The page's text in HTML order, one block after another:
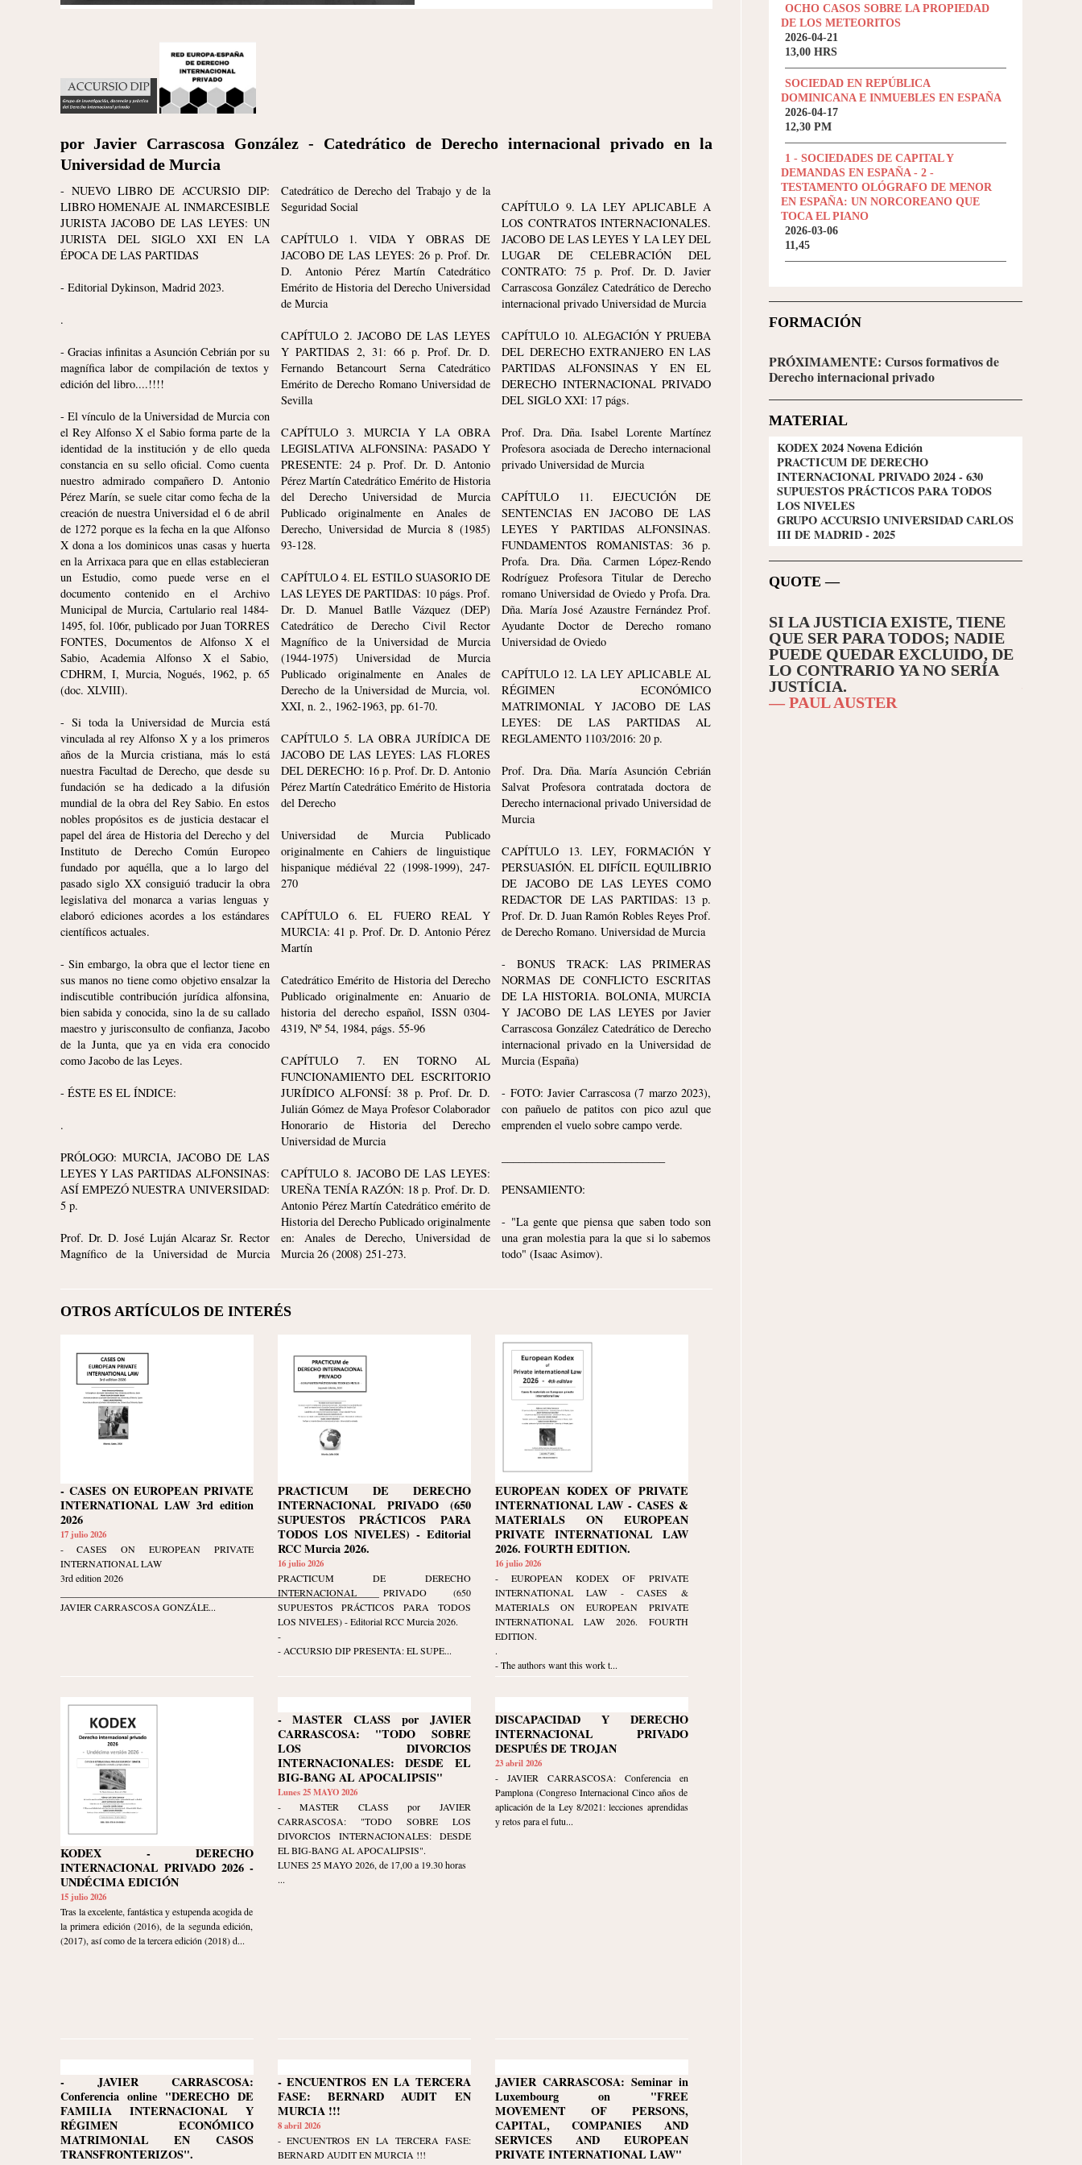
por Javier Carrascosa González - Catedrático de Derecho internacional privado en la
Universidad de Murcia
- NUEVO LIBRO DE ACCURSIO DIP:
LIBRO HOMENAJE AL INMARCESIBLE
JURISTA JACOBO DE LAS LEYES: UN
JURISTA DEL SIGLO XXI EN LA
ÉPOCA DE LAS PARTIDAS
- Editorial Dykinson, Madrid 2023.
.
- Gracias infinitas a Asunción Cebrián por su
magnífica labor de compilación de textos y
edición del libro....!!!!
- El vínculo de la Universidad de Murcia con
el Rey Alfonso X el Sabio forma parte de la
identidad de la institución y de ello queda
constancia en su sello oficial. Como cuenta
nuestro admirado compañero D. Antonio
Pérez Marín, se suele citar como fecha de la
creación de nuestra Universidad el 6 de abril
de 1272 porque es la fecha en la que Alfonso
X dona a los dominicos unas casas y huerta
en la Arrixaca para que en ellas establecieran
un Estudio, como puede verse en el
documento contenido en el Archivo
Municipal de Murcia, Cartulario real 1484-
1495, fol. 106r, publicado por Juan TORRES
FONTES, Documentos de Alfonso X el
Sabio, Academia Alfonso X el Sabio,
CDHRM, I, Murcia, Nogués, 1962, p. 65
(doc. XLVIII).
- Si toda la Universidad de Murcia está
vinculada al rey Alfonso X y a los primeros
años de la Murcia cristiana, más lo está
nuestra Facultad de Derecho, que desde su
fundación se ha dedicado a la difusión
mundial de la obra del Rey Sabio. En estos
nobles propósitos es de justicia destacar el
papel del área de Historia del Derecho y del
Instituto de Derecho Común Europeo
fundado por aquélla, que a lo largo del
pasado siglo XX consiguió traducir la obra
legislativa del monarca a varias lenguas y
elaboró ediciones acordes a los estándares
científicos actuales.
- Sin embargo, la obra que el lector tiene en
sus manos no tiene como objetivo ensalzar la
indiscutible contribución jurídica alfonsina,
bien sabida y conocida, sino la de su callado
maestro y jurisconsulto de confianza, Jacobo
de la Junta, que ya en vida era conocido
como Jacobo de las Leyes.
- ÉSTE ES EL ÍNDICE:
.
PRÓLOGO: MURCIA, JACOBO DE LAS
LEYES Y LAS PARTIDAS ALFONSINAS:
ASÍ EMPEZÓ NUESTRA UNIVERSIDAD:
5 p.
Prof. Dr. D. José Luján Alcaraz Sr. Rector
Magnífico de la Universidad de Murcia
Catedrático de Derecho del Trabajo y de la
Seguridad Social
CAPÍTULO 1. VIDA Y OBRAS DE
JACOBO DE LAS LEYES: 26 p. Prof. Dr.
D. Antonio Pérez Martín Catedrático
Emérito de Historia del Derecho Universidad
de Murcia
CAPÍTULO 2. JACOBO DE LAS LEYES
Y PARTIDAS 2, 31: 66 p. Prof. Dr. D.
Fernando Betancourt Serna Catedrático
Emérito de Derecho Romano Universidad de
Sevilla
CAPÍTULO 3. MURCIA Y LA OBRA
LEGISLATIVA ALFONSINA: PASADO Y
PRESENTE: 24 p. Prof. Dr. D. Antonio
Pérez Martín Catedrático Emérito de Historia
del Derecho Universidad de Murcia
Publicado originalmente en Anales de
Derecho, Universidad de Murcia 8 (1985)
93-128.
CAPÍTULO 4. EL ESTILO SUASORIO DE
LAS LEYES DE PARTIDAS: 10 págs. Prof.
Dr. D. Manuel Batlle Vázquez (DEP)
Catedrático de Derecho Civil Rector
Magnífico de la Universidad de Murcia
(1944-1975) Universidad de Murcia
Publicado originalmente en Anales de
Derecho de la Universidad de Murcia, vol.
XXI, n. 2., 1962-1963, pp. 61-70.
CAPÍTULO 5. LA OBRA JURÍDICA DE
JACOBO DE LAS LEYES: LAS FLORES
DEL DERECHO: 16 p. Prof. Dr. D. Antonio
Pérez Martín Catedrático Emérito de Historia
del Derecho
Universidad de Murcia Publicado
originalmente en Cahiers de linguistique
hispanique médiéval 22 (1998-1999), 247-
270
CAPÍTULO 6. EL FUERO REAL Y
MURCIA: 41 p. Prof. Dr. D. Antonio Pérez
Martín
Catedrático Emérito de Historia del Derecho
Publicado originalmente en: Anuario de
historia del derecho español, ISSN 0304-
4319, Nº 54, 1984, págs. 55-96
CAPÍTULO 7. EN TORNO AL
FUNCIONAMIENTO DEL ESCRITORIO
JURÍDICO ALFONSÍ: 38 p. Prof. Dr. D.
Julián Gómez de Maya Profesor Colaborador
Honorario de Historia del Derecho
Universidad de Murcia
CAPÍTULO 8. JACOBO DE LAS LEYES:
UREÑA TENÍA RAZÓN: 18 p. Prof. Dr. D.
Antonio Pérez Martín Catedrático emérito de
Historia del Derecho Publicado originalmente
en: Anales de Derecho, Universidad de
Murcia 26 (2008) 251-273.
CAPÍTULO 9. LA LEY APLICABLE A
LOS CONTRATOS INTERNACIONALES.
JACOBO DE LAS LEYES Y LA LEY DEL
LUGAR DE CELEBRACIÓN DEL
CONTRATO: 75 p. Prof. Dr. D. Javier
Carrascosa González Catedrático de Derecho
internacional privado Universidad de Murcia
CAPÍTULO 10. ALEGACIÓN Y PRUEBA
DEL DERECHO EXTRANJERO EN LAS
PARTIDAS ALFONSINAS Y EN EL
DERECHO INTERNACIONAL PRIVADO
DEL SIGLO XXI: 17 págs.
Prof. Dra. Dña. Isabel Lorente Martínez
Profesora asociada de Derecho internacional
privado Universidad de Murcia
CAPÍTULO 11. EJECUCIÓN DE
SENTENCIAS EN JACOBO DE LAS
LEYES Y PARTIDAS ALFONSINAS.
FUNDAMENTOS ROMANISTAS: 36 p.
Profa. Dra. Dña. Carmen López-Rendo
Rodríguez Profesora Titular de Derecho
romano Universidad de Oviedo y Profa. Dra.
Dña. María José Azaustre Fernández Prof.
Ayudante Doctor de Derecho romano
Universidad de Oviedo
CAPÍTULO 12. LA LEY APLICABLE AL
RÉGIMEN ECONÓMICO
MATRIMONIAL Y JACOBO DE LAS
LEYES: DE LAS PARTIDAS AL
REGLAMENTO 1103/2016: 20 p.
Prof. Dra. Dña. María Asunción Cebrián
Salvat Profesora contratada doctora de
Derecho internacional privado Universidad de
Murcia
CAPÍTULO 13. LEY, FORMACIÓN Y
PERSUASIÓN. EL DIFÍCIL EQUILIBRIO
DE JACOBO DE LAS LEYES COMO
REDACTOR DE LAS PARTIDAS: 13 p.
Prof. Dr. D. Juan Ramón Robles Reyes Prof.
de Derecho Romano. Universidad de Murcia
- BONUS TRACK: LAS PRIMERAS
NORMAS DE CONFLICTO ESCRITAS
DE LA HISTORIA. BOLONIA, MURCIA
Y JACOBO DE LAS LEYES por Javier
Carrascosa González Catedrático de Derecho
internacional privado en la Universidad de
Murcia (España)
- FOTO: Javier Carrascosa (7 marzo 2023),
con pañuelo de patitos con pico azul que
emprenden el vuelo sobre campo verde.
PENSAMIENTO:
- "La gente que piensa que saben todo son
una gran molestia para la que si lo sabemos
todo" (Isaac Asimov).
OTROS ARTÍCULOS DE INTERÉS
- CASES ON EUROPEAN PRIVATE
INTERNATIONAL LAW 3rd edition
2026
17 julio 2026
- CASES ON EUROPEAN PRIVATE
INTERNATIONAL LAW
3rd edition 2026
__________________________________________________________________
JAVIER CARRASCOSA GONZÁLE...
PRACTICUM DE DERECHO
INTERNACIONAL PRIVADO (650
SUPUESTOS PRÁCTICOS PARA
TODOS LOS NIVELES) - Editorial
RCC Murcia 2026.
16 julio 2026
PRACTICUM DE DERECHO
INTERNACIONAL PRIVADO (650
SUPUESTOS PRÁCTICOS PARA TODOS
LOS NIVELES) - Editorial RCC Murcia 2026.
-
- ACCURSIO DIP PRESENTA: EL SUPE...
EUROPEAN KODEX OF PRIVATE
INTERNATIONAL LAW - CASES &
MATERIALS ON EUROPEAN
PRIVATE INTERNATIONAL LAW
2026. FOURTH EDITION.
16 julio 2026
- EUROPEAN KODEX OF PRIVATE
INTERNATIONAL LAW - CASES &
MATERIALS ON EUROPEAN PRIVATE
INTERNATIONAL LAW 2026. FOURTH
EDITION.
.
- The authors want this work t...
KODEX - DERECHO
INTERNACIONAL PRIVADO 2026 -
UNDÉCIMA EDICIÓN
15 julio 2026
Tras la excelente, fantástica y estupenda acogida de
la primera edición (2016), de la segunda edición,
(2017), así como de la tercera edición (2018) d...
- MASTER CLASS por JAVIER
CARRASCOSA: "TODO SOBRE
LOS DIVORCIOS
INTERNACIONALES: DESDE EL
BIG-BANG AL APOCALIPSIS"
Lunes 25 MAYO 2026
- MASTER CLASS por JAVIER
CARRASCOSA: "TODO SOBRE LOS
DIVORCIOS INTERNACIONALES: DESDE
EL BIG-BANG AL APOCALIPSIS".
LUNES 25 MAYO 2026, de 17,00 a 19.30 horas
...
DISCAPACIDAD Y DERECHO
INTERNACIONAL PRIVADO
DESPUÉS DE TROJAN
23 abril 2026
- JAVIER CARRASCOSA: Conferencia en
Pamplona (Congreso Internacional Cinco años de
aplicación de la Ley 8/2021: lecciones aprendidas
y retos para el futu...
- JAVIER CARRASCOSA:
Conferencia online "DERECHO DE
FAMILIA INTERNACIONAL Y
RÉGIMEN ECONÓMICO
MATRIMONIAL EN CASOS
TRANSFRONTERIZOS".
- ENCUENTROS EN LA TERCERA
FASE: BERNARD AUDIT EN
MURCIA !!!
8 abril 2026
- ENCUENTROS EN LA TERCERA FASE:
BERNARD AUDIT EN MURCIA !!!
JAVIER CARRASCOSA: Seminar in
Luxembourg on "FREE
MOVEMENT OF PERSONS,
CAPITAL, COMPANIES AND
SERVICES AND EUROPEAN
PRIVATE INTERNATIONAL LAW"
OCHO CASOS SOBRE LA PROPIEDAD
DE LOS METEORITOS
2026-04-21
13,00 HRS
SOCIEDAD EN REPÚBLICA
DOMINICANA E INMUEBLES EN ESPAÑA
2026-04-17
12,30 PM
1 - SOCIEDADES DE CAPITAL Y
DEMANDAS EN ESPAÑA - 2 -
TESTAMENTO OLÓGRAFO DE MENOR
EN ESPAÑA: UN NORCOREANO QUE
TOCA EL PIANO
2026-03-06
11,45
FORMACIÓN
PRÓXIMAMENTE: Cursos formativos de
Derecho internacional privado
MATERIAL
KODEX 2024 Novena Edición
PRACTICUM DE DERECHO
INTERNACIONAL PRIVADO 2024 - 630
SUPUESTOS PRÁCTICOS PARA TODOS
LOS NIVELES
GRUPO ACCURSIO UNIVERSIDAD CARLOS
III DE MADRID - 2025
QUOTE —
\"SÍ, ME SIENTO MUY BIEN
FÍSICAMENTE. ESO ES, ENTRE
OTRAS COSAS, GRACIAS A LA
DIETA QUE ME PROPORCIONÓ
LA NUTRICIONISTA, BASADA EN
HIDROCARBUROS\"
— GUSTAVO BISCAY,
FUTBOLISTA URUGUAYO
VERITATEM LABORARE NIMIS
SAEPE EXTINGUI NUMQUAM =
LA VERDAD A MENUDO SUFRE,
PERO NO MUERE NUNCA
— TITO LIVIO, AD URBE
CONDITA).
CUANDO UN LIBRO DA CONTRA
UNA CABEZA Y SUENA A HUECO,
LIBRO
— PROVERBIO GERMANO
SI LA JUSTICIA EXISTE, TIENE
QUE SER PARA TODOS; NADIE
PUEDE QUEDAR EXCLUIDO, DE
LO CONTRARIO YA NO SERÍA
JUSTÍCIA.
— PAUL AUSTER